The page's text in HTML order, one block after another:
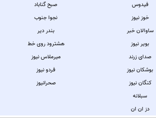
فیدوس
خوز نیوز
ساوالان خبر
بویر نیوز
صدای زرند
بوشکان نیوز
کنگان نیوز
سبلانه
دز ان ان
صبح گناباد
نجوا جنوب
بندر دیر
هشترود روی خط
میرملاس نیوز
فردو نیوز
صحرانيوز